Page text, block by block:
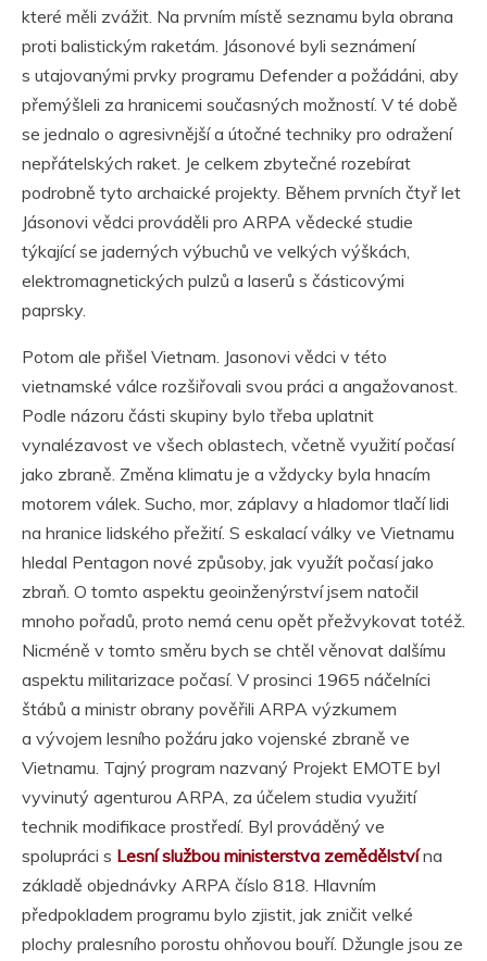
které měli zvážit. Na prvním místě seznamu byla obrana
proti balistickým raketám. Jásonové byli seznámení
s utajovanými prvky programu Defender a požádáni, aby
přemýšleli za hranicemi současných možností. V té době
se jednalo o agresivnější a útočné techniky pro odražení
nepřátelských raket. Je celkem zbytečné rozebírat
podrobně tyto archaické projekty. Během prvních čtyř let
Jásonovi vědci prováděli pro ARPA vědecké studie
týkající se jaderných výbuchů ve velkých výškách,
elektromagnetických pulzů a laserů s částicovými
paprsky.
Potom ale přišel Vietnam. Jasonovi vědci v této
vietnamské válce rozšiřovali svou práci a angažovanost.
Podle názoru části skupiny bylo třeba uplatnit
vynalézavost ve všech oblastech, včetně využití počasí
jako zbraně. Změna klimatu je a vždycky byla hnacím
motorem válek. Sucho, mor, záplavy a hladomor tlačí lidi
na hranice lidského přežití. S eskalací války ve Vietnamu
hledal Pentagon nové způsoby, jak využít počasí jako
zbraň. O tomto aspektu geoinženýrství jsem natočil
mnoho pořadů, proto nemá cenu opět přežvykovat totéž.
Nicméně v tomto směru bych se chtěl věnovat dalšímu
aspektu militarizace počasí. V prosinci 1965 náčelníci
štábů a ministr obrany pověřili ARPA výzkumem
a vývojem lesního požáru jako vojenské zbraně ve
Vietnamu. Tajný program nazvaný Projekt EMOTE byl
vyvinutý agenturou ARPA, za účelem studia využití
technik modifikace prostředí. Byl prováděný ve
spolupráci s Lesní službou ministerstva zemědělstvína
základě objednávky ARPA číslo 818. Hlavním
předpokladem programu bylo zjistit, jak zničit velké
plochy pralesního porostu ohňovou bouří. Džungle jsou ze